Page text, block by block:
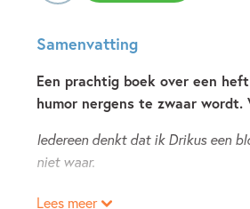
Samenvatting
Een prachtig boek over een
humor nergens te zwaar wordt.
Iedereen denkt dat ik Drikus een
niet waar.
Lees meer